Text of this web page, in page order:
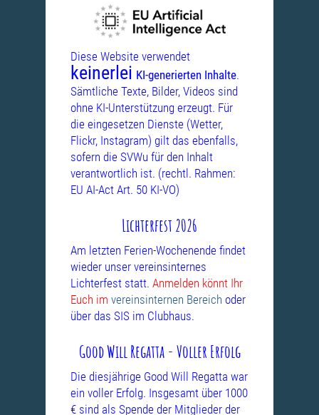
Diese Website verwendet
keinerlei KI-generierten Inhalte.
Sämtliche Texte, Bilder, Videos sind
ohne KI-Unterstützung erzeugt. Für
die eingesetzen Dienste (Wetter,
Flickr, Instagram) gilt das ebenfalls,
sofern die SVWu für den Inhalt
verantwortlich ist. (rechtl. Rahmen:
EU AI-Act Art. 50 KI-VO)
Lichterfest 2026
Am letzten Ferien-Wochenende findet
wieder unser vereinsinternes
Lichterfest statt. Anmelden könnt Ihr
Euch im vereinsinternen Bereich oder
über das SIS im Clubhaus.
Good Will Regatta - Voller Erfolg
Die diesjährige Good Will Regatta war
ein voller Erfolg. Insgesamt über 1000
€ sind als Spende der Mitglieder der